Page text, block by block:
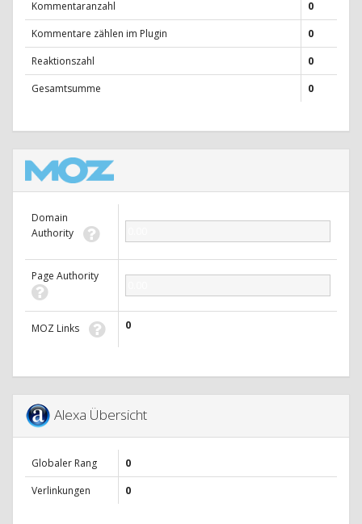
Kommentaranzahl
0
Kommentare zählen im Plugin
0
Reaktionszahl
0
Gesamtsumme
0
Domain
Authority
Page Authority
MOZ Links 0
Alexa Übersicht
Globaler Rang
0
Verlinkungen
0